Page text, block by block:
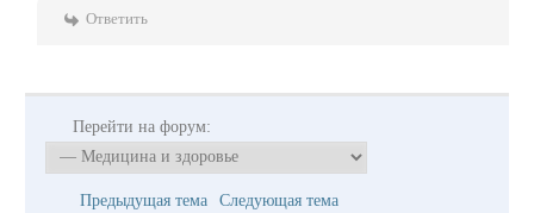
Ответить
Перейти на форум:
Предыдущая тема Следующая тема